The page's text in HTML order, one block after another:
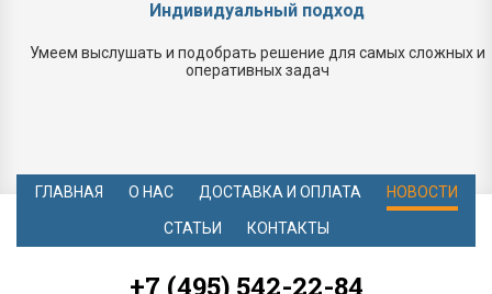
Индивидуальный подход
Умеем выслушать и подобрать решение для самых сложных и
оперативных задач
ГЛАВНАЯ О НАС ДОСТАВКА И ОПЛАТА НОВОСТИ
СТАТЬИ КОНТАКТЫ
+7 (495) 542-22-84